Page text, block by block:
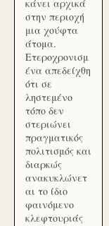
κάνει αρχικά
στην περιοχή
μια χούφτα
άτομα.
Ετεροχρονισμ
ένα απεδείχθη
ότι σε
ληστεμένο
τόπο δεν
στεριώνει
πραγματικός
πολιτισμός και
διαρκώς
ανακυκλώνετ
αι το ίδιο
φαινόμενο
κλεφτουριάς